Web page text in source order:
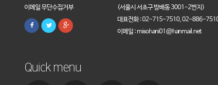
이메일 무단수집거부
(서울시 서초구 방배동 3001-2번지)
대표전화 : 02-715-7510, 02-886-
이메일 : misohani01@hanmail.net
Quick menu